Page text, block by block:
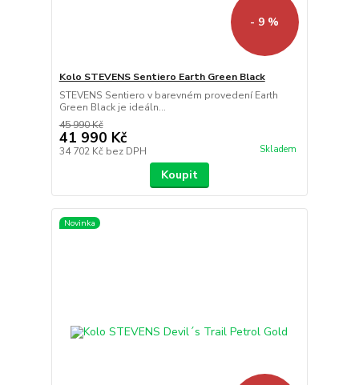
- 9 %
Kolo STEVENS Sentiero Earth Green Black
STEVENS Sentiero v barevném provedení Earth
Green Black je ideáln...
45 990 Kč
41 990 Kč
34 702 Kč bez DPH Skladem
Koupit
Novinka